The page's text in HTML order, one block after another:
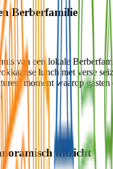
Berberfamilie
van een lokale
lunch met verse
moment waarop
uitzicht